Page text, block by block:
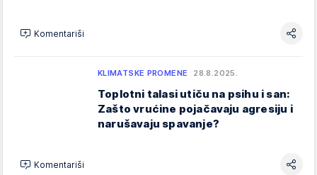
Komentariši
KLIMATSKE PROMENE 28.8.2025.
Toplotni talasi utiču na psihu i san:
Zašto vrućine pojačavaju agresiju i
narušavaju spavanje?
Komentariši